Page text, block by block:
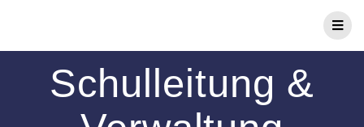
Schulleitung &